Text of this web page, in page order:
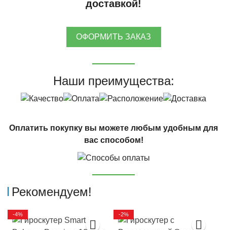
доставкой!
ОФОРМИТЬ ЗАКАЗ
Наши преимущества:
Оплатить покупку вы можете любым удобным для
вас способом!
Рекомендуем!
-4% -2%